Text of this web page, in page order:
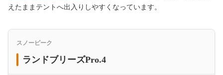
えたままテントへ出入りしやすくなっています。
スノーピーク
ランドブリーズPro.4